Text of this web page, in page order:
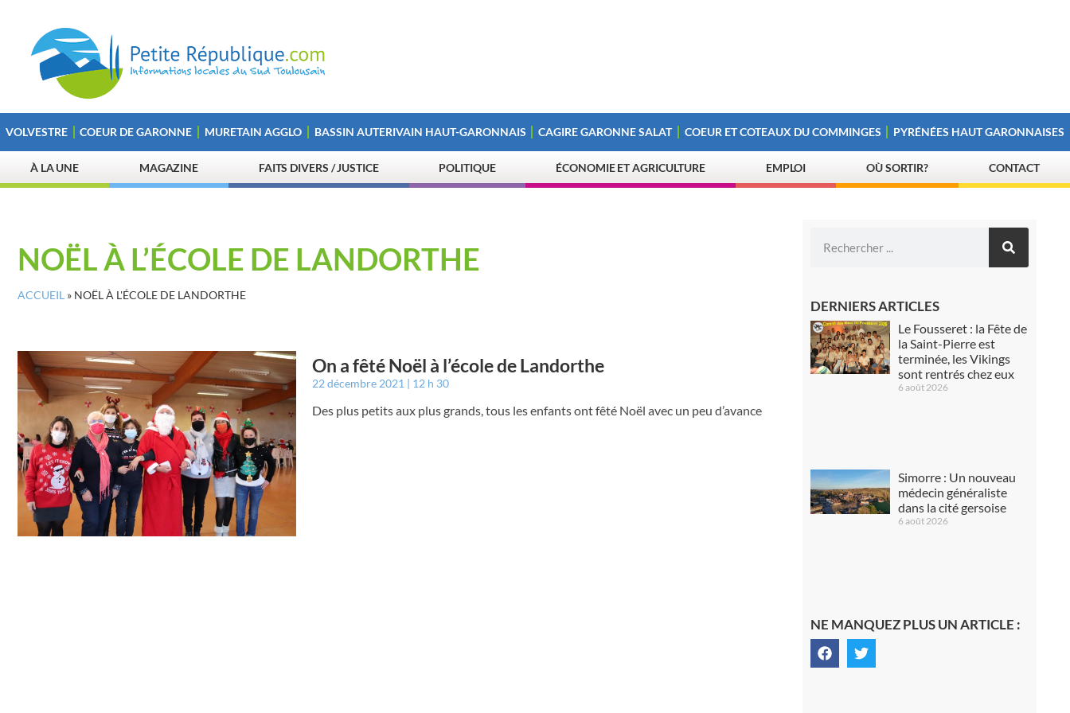
VOLVESTRE COEUR DE GARONNE MURETAIN AGGLO BASSIN AUTERIVAIN HAUT-GARONNAIS CAGIRE GARONNE SALAT COEUR ET COTEAUX DU COMMINGES PYRÉNÉES HAUT GARONNAISES
À LA UNE MAGAZINE FAITS DIVERS / JUSTICE POLITIQUE ÉCONOMIE ET AGRICULTURE EMPLOI OÙ SORTIR? CONTACT
NOËL À L’ÉCOLE DE LANDORTHE
ACCUEIL » NOËL À L'ÉCOLE DE LANDORTHE
On a fêté Noël à l’école de Landorthe
22 décembre 2021 12 h 30
Des plus petits aux plus grands, tous les enfants ont fêté Noël avec un peu d’avance
DERNIERS ARTICLES
Le Fousseret : la Fête de
la Saint-Pierre est
terminée, les Vikings
sont rentrés chez eux
6 août 2026
Simorre : Un nouveau
médecin généraliste
dans la cité gersoise
6 août 2026
NE MANQUEZ PLUS UN ARTICLE :